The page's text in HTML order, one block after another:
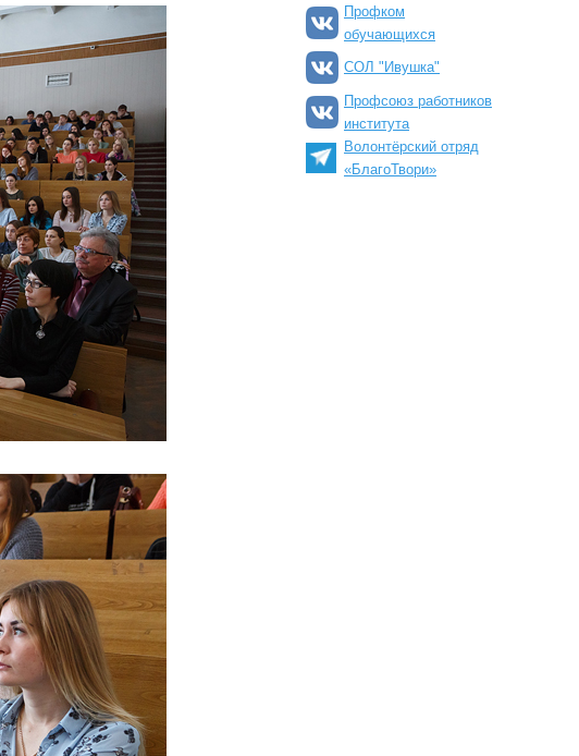
Профком
обучающихся
СОЛ "Ивушка"
Профсоюз работников
института
Волонтёрский отряд
«БлагоТвори»